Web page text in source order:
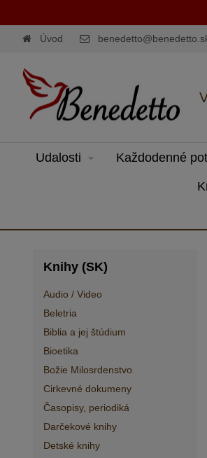
Úvod
Knihy (SK)
Audio / Video
Beletria
Biblia a jej štúdium
Bioetika
Božie Milosrdenstvo
Cirkevné dokumeny
Časopisy, periodiká
Darčekové knihy
Detské knihy
Udalosti Každodenné